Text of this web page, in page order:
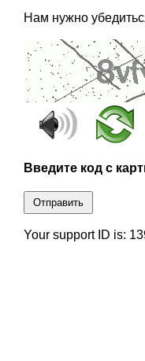
Нам нужно
Введите код с
Отправить
Your support ID is: